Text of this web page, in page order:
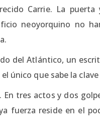
Carrie. La
neoyorquino no
del Atlántico, un
único que sabe la
En tres actos y dos
fuerza reside en el